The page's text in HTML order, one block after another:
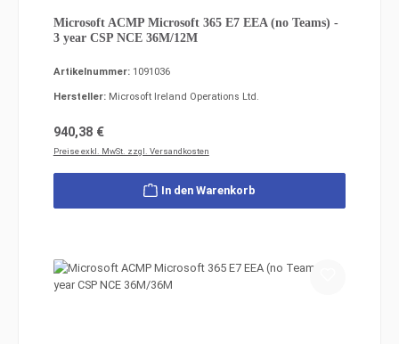
Microsoft ACMP Microsoft 365 E7 EEA (no Teams) -
3 year CSP NCE 36M/12M
Artikelnummer: 1091036
Hersteller: Microsoft Ireland Operations Ltd.
Regulärer Preis:
940,38 €
Preise exkl. MwSt. zzgl. Versandkosten
In den Warenkorb